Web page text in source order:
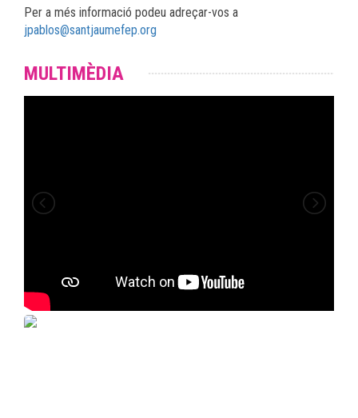
Per a més informació podeu adreçar-vos a
jpablos@santjaumefep.org
MULTIMÈDIA